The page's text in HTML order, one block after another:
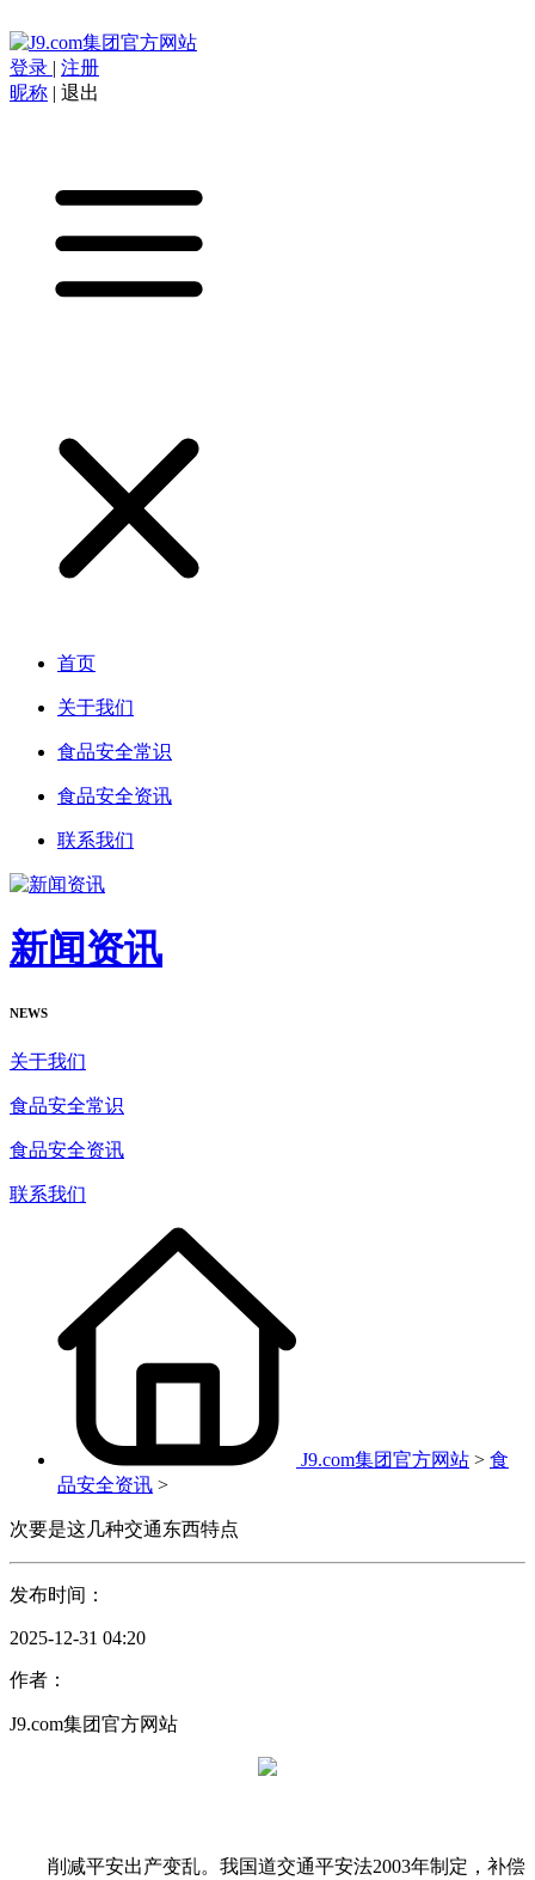
登录 | 注册
昵称 | 退出
首页
关于我们
食品安全常识
食品安全资讯
联系我们
新闻资讯
NEWS
关于我们
食品安全常识
食品安全资讯
联系我们
J9.com集团官方网站 > 食
品安全资讯 >
次要是这几种交通东西特点
发布时间：
2025-12-31 04:20
作者：
J9.com集团官方网站
削减平安出产变乱。我国道交通平安法2003年制定，补偿